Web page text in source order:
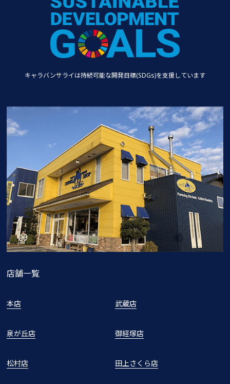
キャラバンサライは持続可能な開発目標(SDGs)を支援しています
店舗一覧
本店 武蔵店
泉が丘店 御経塚店
松村店 田上さくら店